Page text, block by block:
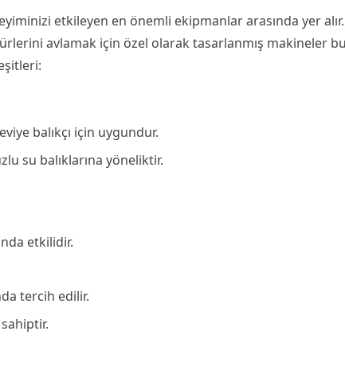
etkileyen en önemli ekipmanlar arasında yer alır.
avlamak için özel olarak tasarlanmış makineler
balıkçı için uygundur.
su balıklarına yöneliktir.
etkilidir.
tercih edilir.